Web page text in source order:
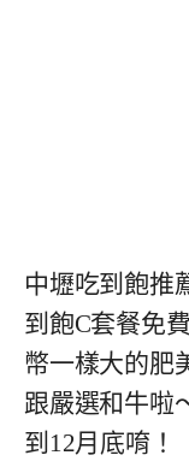
中壢吃到飽推
到飽C套餐免
幣一樣大的肥
跟嚴選和牛啦
到12月底唷！